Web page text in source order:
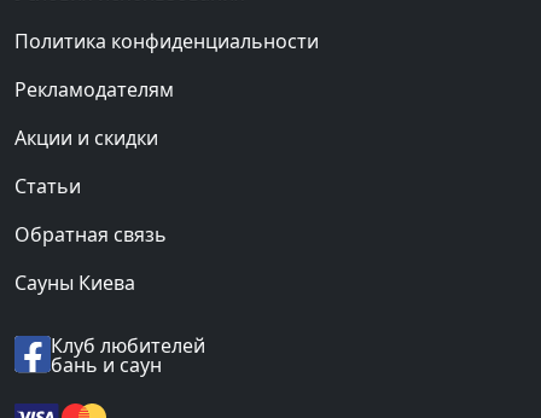
Политика конфиденциальности
Рекламодателям
Акции и скидки
Статьи
Обратная связь
Сауны Киева
Клуб любителей
бань и саун